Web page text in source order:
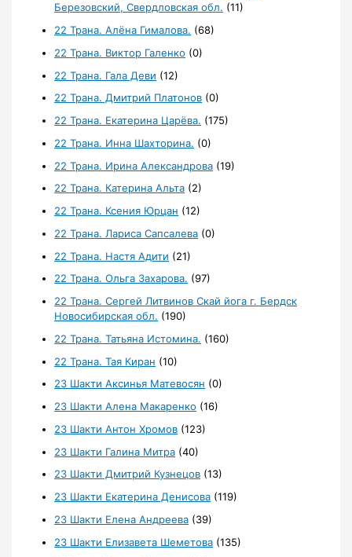
Березовский, Свердловская обл. (11)
22 Трана. Алёна Гималова. (68)
22 Трана. Виктор Галенко (0)
22 Трана. Гала Деви (12)
22 Трана. Дмитрий Платонов (0)
22 Трана. Екатерина Царёва. (175)
22 Трана. Инна Шахторина. (0)
22 Трана. Ирина Александрова (19)
22 Трана. Катерина Альта (2)
22 Трана. Ксения Юрцан (12)
22 Трана. Лариса Сапсалева (0)
22 Трана. Настя Адити (21)
22 Трана. Ольга Захарова. (97)
22 Трана. Сергей Литвинов Скай йога г. Бердск
Новосибирская обл. (190)
22 Трана. Татьяна Истомина. (160)
22 Трана. Тая Киран (10)
23 Шакти Аксинья Матевосян (0)
23 Шакти Алена Макаренко (16)
23 Шакти Антон Хромов (123)
23 Шакти Галина Митра (40)
23 Шакти Дмитрий Кузнецов (13)
23 Шакти Екатерина Денисова (119)
23 Шакти Елена Андреева (39)
23 Шакти Елизавета Шеметова (135)